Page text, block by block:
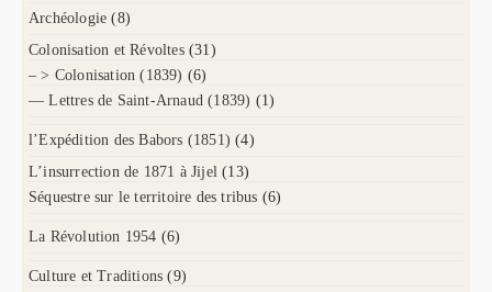
Archéologie (8)
Colonisation et Révoltes (31)
– > Colonisation (1839) (6)
— Lettres de Saint-Arnaud (1839) (1)
l’Expédition des Babors (1851) (4)
L’insurrection de 1871 à Jijel (13)
Séquestre sur le territoire des tribus (6)
La Révolution 1954 (6)
Culture et Traditions (9)